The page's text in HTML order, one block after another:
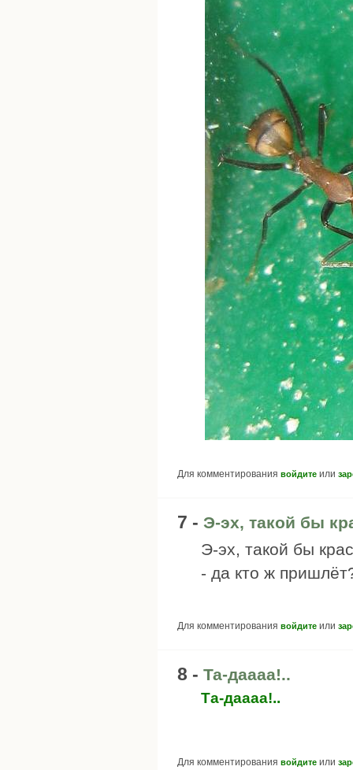
Для комментирования войдите или
7 - Э-эх, такой бы
Э-эх, такой бы
- да кто ж
Для комментирования войдите или
8 - Та-даааа!..
Та-даааа!..
Для комментирования войдите или